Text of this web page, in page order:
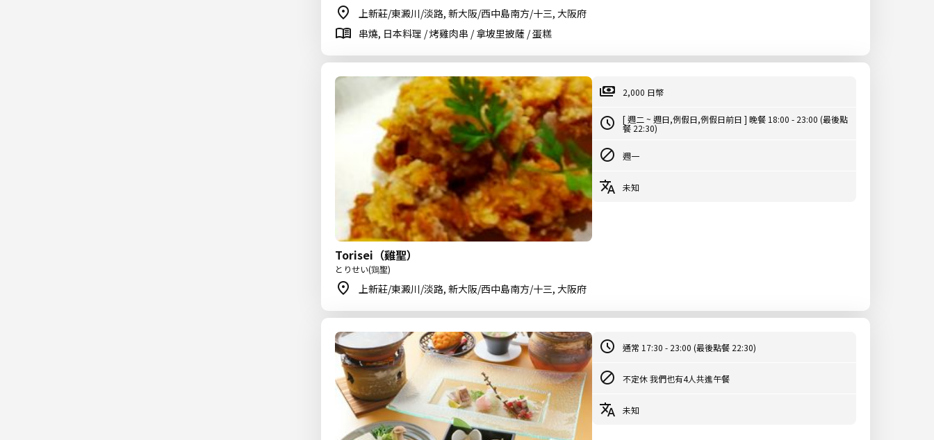
上新莊/東澱川/淡路, 新大阪/西中島南方/十三, 大阪府
串燒, 日本料理 / 烤雞肉串 / 拿坡里披薩 / 蛋糕
Torisei（雞聖）
とりせい(鶏聖)
上新莊/東澱川/淡路, 新大阪/西中島南方/十三, 大阪府
2,000 日幣
[ 週二 ~ 週日,例假日,例假日前日 ] 晚餐 18:00 - 23:00 (最後點
餐 22:30)
週一
未知
通常 17:30 - 23:00 (最後點餐 22:30)
不定休 我們也有4人共進午餐
未知